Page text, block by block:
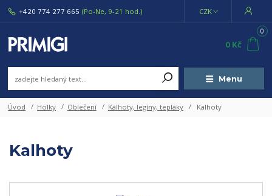
Menu
CZK
+420 774 277 665 (Po-Ne, 9-21 hod.)
0
0 Kč
Úvod Holky Oblečení Kalhoty, legíny, tepláky Kalhoty
Kalhoty